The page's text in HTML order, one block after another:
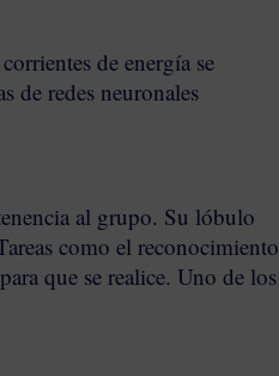
de energía se
de redes neuronales
al grupo. Su lóbulo
como el reconocimiento
que se realice. Uno de los